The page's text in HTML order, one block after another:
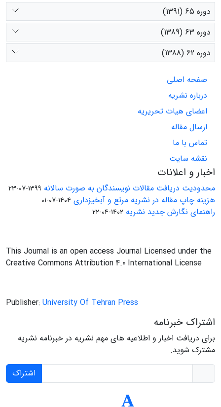
دوره 65 (1391)
دوره 63 (1389)
دوره 62 (1388)
صفحه اصلی
درباره نشریه
اعضای هیات تحریریه
ارسال مقاله
تماس با ما
نقشه سایت
اخبار و اعلانات
محدودیت دریافت مقالات نویسندگان به صورت سالانه 1399-07-23
هزینه چاپ مقاله در نشریه مرتع و آبخیزداری 1404-07-01
راهنمای نگارش جدید نشریه 1402-04-22
This Journal is an open access Journal Licensed under the
Creative Commons Attribution 4.0 International License
Publisher: University Of Tehran Press
اشتراک خبرنامه
برای دریافت اخبار و اطلاعیه های مهم نشریه در خبرنامه نشریه
مشترک شوید.
اشتراک